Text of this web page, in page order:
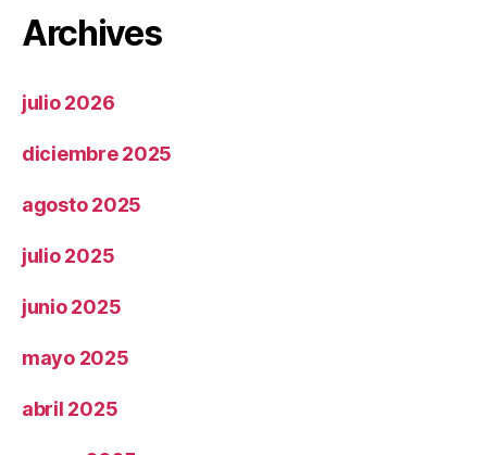
Archives
julio 2026
diciembre 2025
agosto 2025
julio 2025
junio 2025
mayo 2025
abril 2025